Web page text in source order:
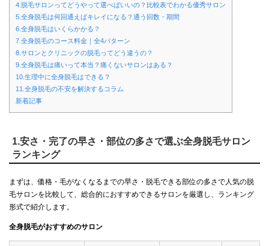
4.脱毛サロンってどうやって選べばいいの？比較表でわかる優秀サロン
5.全身脱毛は何回通えばキレイになる？通う回数・期間
6.全身脱毛はいくらかかる？
7.全身脱毛のコース料金｜全4パターン
8.サロンとクリニックの脱毛ってどう違うの？
9.全身脱毛は痛いって本当？痛くないサロンはある？
10.生理中に全身脱毛はできる？
11.全身脱毛の不安を解決するコラム
新着記事
1.安さ・完了の早さ・部位の多さで選ぶ全身脱毛サロン
ランキング
まずは、価格・毛がなくなるまでの早さ・脱毛できる部位の多さで人気の脱
毛サロンを比較して、総合的におすすめできるサロンを厳選し、ランキング
形式で紹介します。
全身脱毛がおすすめのサロン